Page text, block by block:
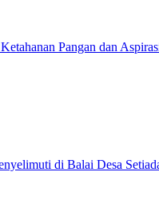
Pangan dan
di Balai Desa